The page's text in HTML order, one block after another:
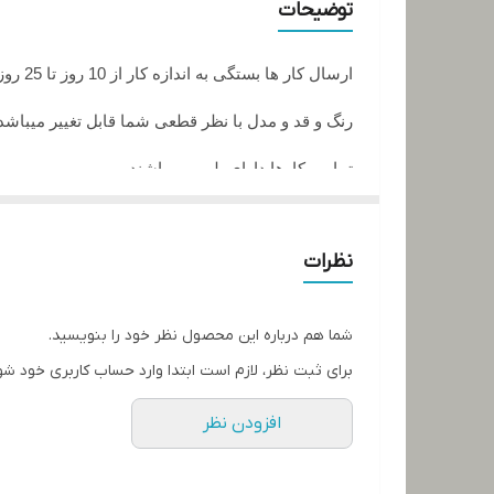
توضیحات
ارسال کار ها بستگی به اندازه کار از 10 روز تا 25 روز زمان میبرد
رنگ و قد و مدل با نظر قطعی شما قابل تغییر
تمامی کارها دارای پلمپ میباشند
در صورت داشتن سوال میتوانید از پشتیبان های ما
نظرات
شما هم درباره این محصول نظر خود را بنویسید.
برای ثبت نظر، لازم است ابتدا وارد حساب کاربری خود
افزودن نظر